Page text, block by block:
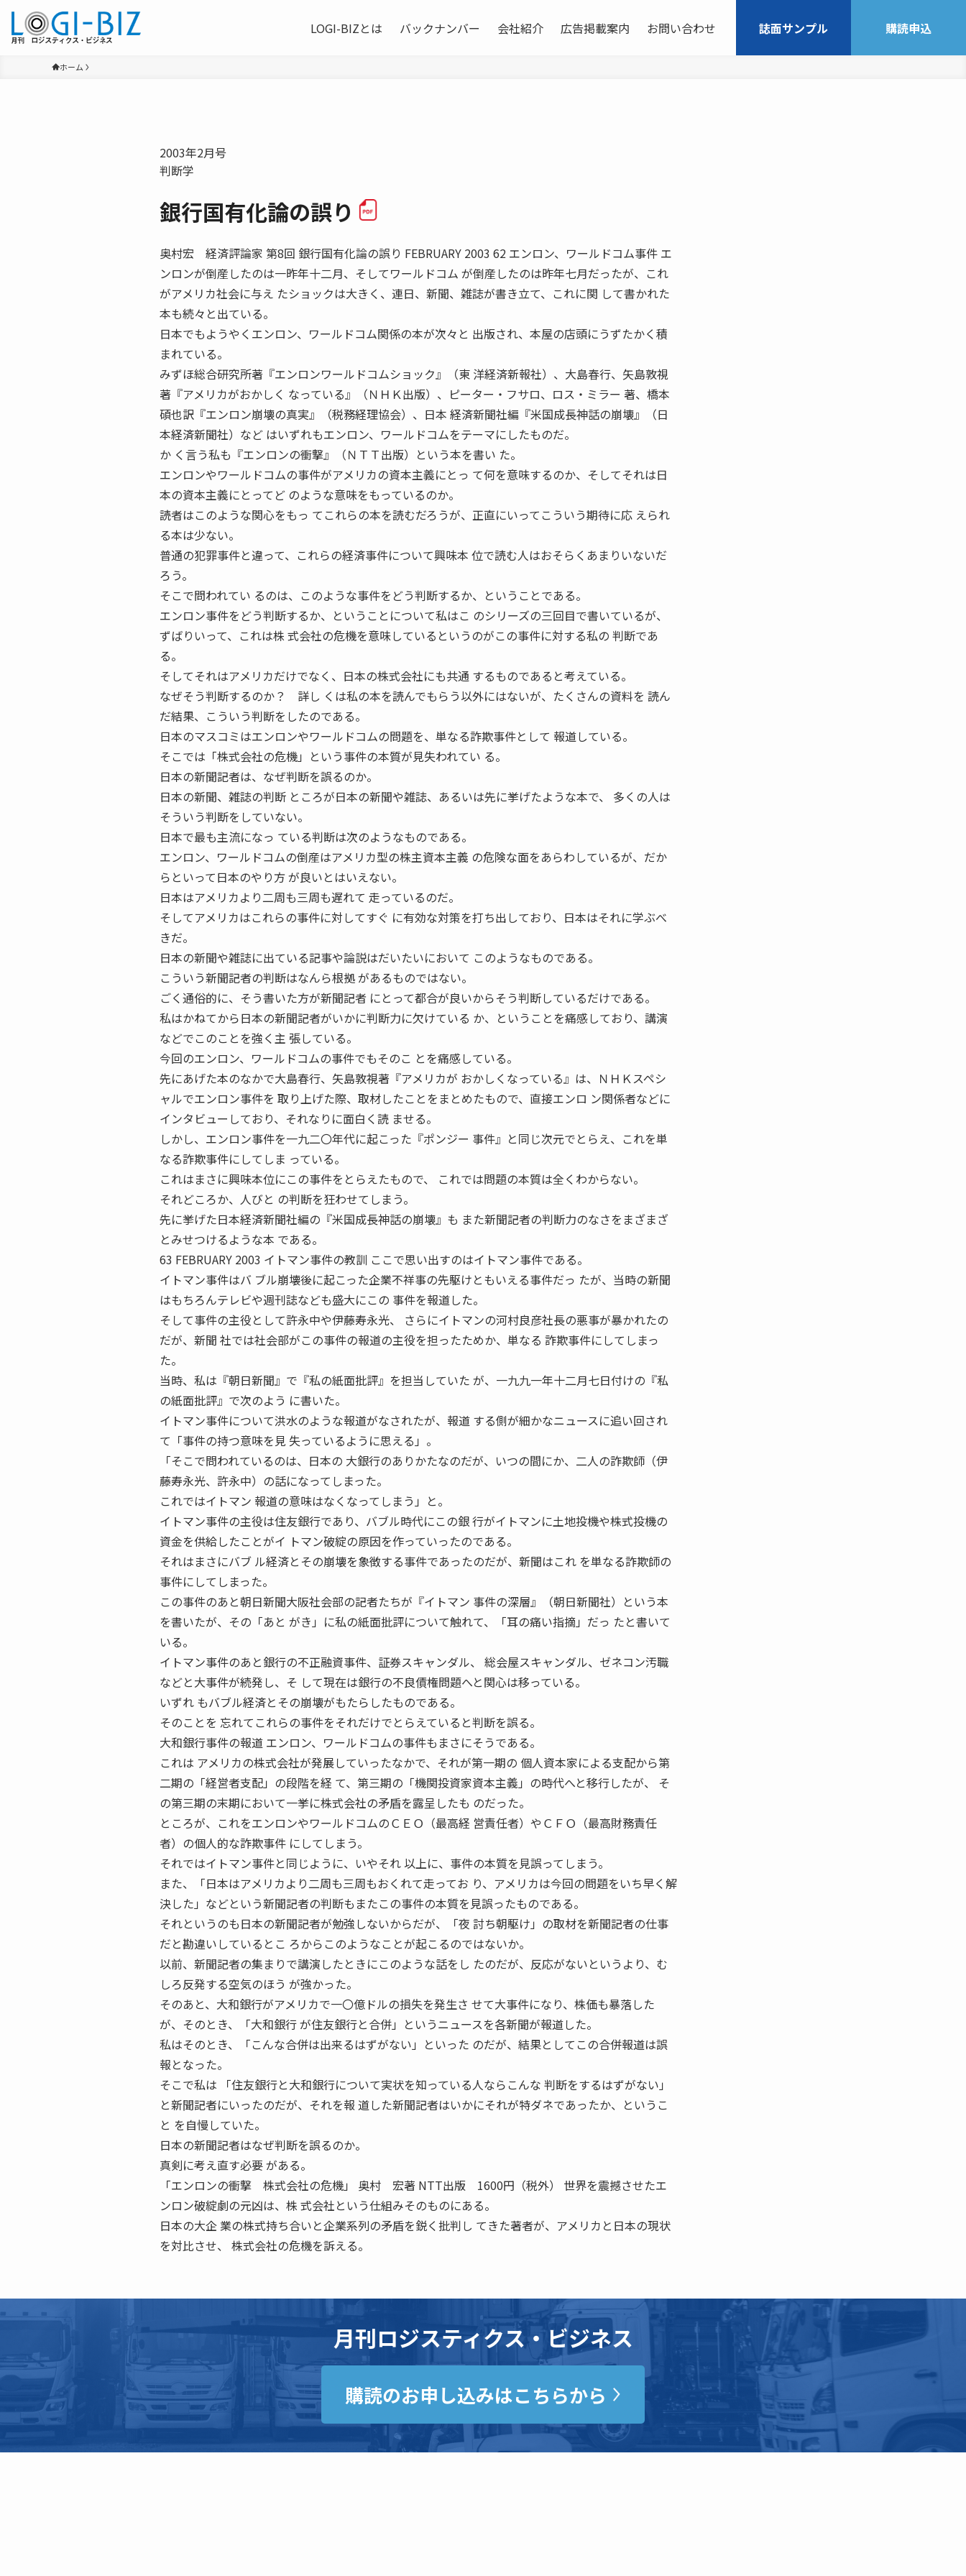
LOGI-BIZとは バックナンバー 会社紹介 広告掲載案内 お問い合わせ 誌面サンプル 購読申込
ホーム
2003年2月号
判断学
銀行国有化論の誤り
奥村宏 経済評論家 第8回 銀行国有化論の誤り FEBRUARY 2003 62 エンロン、ワールドコム事件 エ
ンロンが倒産したのは一昨年十二月、そしてワールドコム が倒産したのは昨年七月だったが、これ
がアメリカ社会に与え たショックは大きく、連日、新聞、雑誌が書き立て、これに関 して書かれた
本も続々と出ている。
日本でもようやくエンロン、ワールドコム関係の本が次々と 出版され、本屋の店頭にうずたかく積
まれている。
みずほ総合研究所著『エンロンワールドコムショック』（東 洋経済新報社）、大島春行、矢島敦視
著『アメリカがおかしく なっている』（ＮＨＫ出版）、ピーター・フサロ、ロス・ミラー 著、橋本
碩也訳『エンロン崩壊の真実』（税務経理協会）、日本 経済新聞社編『米国成長神話の崩壊』（日
本経済新聞社）など はいずれもエンロン、ワールドコムをテーマにしたものだ。
か く言う私も『エンロンの衝撃』（ＮＴＴ出版）という本を書い た。
エンロンやワールドコムの事件がアメリカの資本主義にとっ て何を意味するのか、そしてそれは日
本の資本主義にとってど のような意味をもっているのか。
読者はこのような関心をもっ てこれらの本を読むだろうが、正直にいってこういう期待に応 えられ
る本は少ない。
普通の犯罪事件と違って、これらの経済事件について興味本 位で読む人はおそらくあまりいないだ
ろう。
そこで問われてい るのは、このような事件をどう判断するか、ということである。
エンロン事件をどう判断するか、ということについて私はこ のシリーズの三回目で書いているが、
ずばりいって、これは株 式会社の危機を意味しているというのがこの事件に対する私の 判断であ
る。
そしてそれはアメリカだけでなく、日本の株式会社にも共通 するものであると考えている。
なぜそう判断するのか？ 詳し くは私の本を読んでもらう以外にはないが、たくさんの資料を 読ん
だ結果、こういう判断をしたのである。
日本のマスコミはエンロンやワールドコムの問題を、単なる詐欺事件として 報道している。
そこでは「株式会社の危機」という事件の本質が見失われてい る。
日本の新聞記者は、なぜ判断を誤るのか。
日本の新聞、雑誌の判断 ところが日本の新聞や雑誌、あるいは先に挙げたような本で、 多くの人は
そういう判断をしていない。
日本で最も主流になっ ている判断は次のようなものである。
エンロン、ワールドコムの倒産はアメリカ型の株主資本主義 の危険な面をあらわしているが、だか
らといって日本のやり方 が良いとはいえない。
日本はアメリカより二周も三周も遅れて 走っているのだ。
そしてアメリカはこれらの事件に対してすぐ に有効な対策を打ち出しており、日本はそれに学ぶべ
きだ。
日本の新聞や雑誌に出ている記事や論説はだいたいにおいて このようなものである。
こういう新聞記者の判断はなんら根拠 があるものではない。
ごく通俗的に、そう書いた方が新聞記者 にとって都合が良いからそう判断しているだけである。
私はかねてから日本の新聞記者がいかに判断力に欠けている か、ということを痛感しており、講演
などでこのことを強く主 張している。
今回のエンロン、ワールドコムの事件でもそのこ とを痛感している。
先にあげた本のなかで大島春行、矢島敦視著『アメリカが おかしくなっている』は、ＮＨＫスペシ
ャルでエンロン事件を 取り上げた際、取材したことをまとめたもので、直接エンロ ン関係者などに
インタビューしており、それなりに面白く読 ませる。
しかし、エンロン事件を一九二〇年代に起こった『ポンジー 事件』と同じ次元でとらえ、これを単
なる詐欺事件にしてしま っている。
これはまさに興味本位にこの事件をとらえたもので、 これでは問題の本質は全くわからない。
それどころか、人びと の判断を狂わせてしまう。
先に挙げた日本経済新聞社編の『米国成長神話の崩壊』も また新聞記者の判断力のなさをまざまざ
とみせつけるような本 である。
63 FEBRUARY 2003 イトマン事件の教訓 ここで思い出すのはイトマン事件である。
イトマン事件はバ ブル崩壊後に起こった企業不祥事の先駆けともいえる事件だっ たが、当時の新聞
はもちろんテレビや週刊誌なども盛大にこの 事件を報道した。
そして事件の主役として許永中や伊藤寿永光、 さらにイトマンの河村良彦社長の悪事が暴かれたの
だが、新聞 社では社会部がこの事件の報道の主役を担ったためか、単なる 詐欺事件にしてしまっ
た。
当時、私は『朝日新聞』で『私の紙面批評』を担当していた が、一九九一年十二月七日付けの『私
の紙面批評』で次のよう に書いた。
イトマン事件について洪水のような報道がなされたが、報道 する側が細かなニュースに追い回され
て「事件の持つ意味を見 失っているように思える」。
「そこで問われているのは、日本の 大銀行のありかたなのだが、いつの間にか、二人の詐欺師（伊
藤寿永光、許永中）の話になってしまった。
これではイトマン 報道の意味はなくなってしまう」と。
イトマン事件の主役は住友銀行であり、バブル時代にこの銀 行がイトマンに土地投機や株式投機の
資金を供給したことがイ トマン破綻の原因を作っていったのである。
それはまさにバブ ル経済とその崩壊を象徴する事件であったのだが、新聞はこれ を単なる詐欺師の
事件にしてしまった。
この事件のあと朝日新聞大阪社会部の記者たちが『イトマン 事件の深層』（朝日新聞社）という本
を書いたが、その「あと がき」に私の紙面批評について触れて、「耳の痛い指摘」だっ たと書いて
いる。
イトマン事件のあと銀行の不正融資事件、証券スキャンダル、 総会屋スキャンダル、ゼネコン汚職
などと大事件が続発し、そ して現在は銀行の不良債権問題へと関心は移っている。
いずれ もバブル経済とその崩壊がもたらしたものである。
そのことを 忘れてこれらの事件をそれだけでとらえていると判断を誤る。
大和銀行事件の報道 エンロン、ワールドコムの事件もまさにそうである。
これは アメリカの株式会社が発展していったなかで、それが第一期の 個人資本家による支配から第
二期の「経営者支配」の段階を経 て、第三期の「機関投資家資本主義」の時代へと移行したが、 そ
の第三期の末期において一挙に株式会社の矛盾を露呈したも のだった。
ところが、これをエンロンやワールドコムのＣＥＯ（最高経 営責任者）やＣＦＯ（最高財務責任
者）の個人的な詐欺事件 にしてしまう。
それではイトマン事件と同じように、いやそれ 以上に、事件の本質を見誤ってしまう。
また、「日本はアメリカより二周も三周もおくれて走ってお り、アメリカは今回の問題をいち早く解
決した」などという新聞記者の判断もまたこの事件の本質を見誤ったものである。
それというのも日本の新聞記者が勉強しないからだが、「夜 討ち朝駆け」の取材を新聞記者の仕事
だと勘違いしているとこ ろからこのようなことが起こるのではないか。
以前、新聞記者の集まりで講演したときにこのような話をし たのだが、反応がないというより、む
しろ反発する空気のほう が強かった。
そのあと、大和銀行がアメリカで一〇億ドルの損失を発生さ せて大事件になり、株価も暴落した
が、そのとき、「大和銀行 が住友銀行と合併」というニュースを各新聞が報道した。
私はそのとき、「こんな合併は出来るはずがない」といった のだが、結果としてこの合併報道は誤
報となった。
そこで私は 「住友銀行と大和銀行について実状を知っている人ならこんな 判断をするはずがない」
と新聞記者にいったのだが、それを報 道した新聞記者はいかにそれが特ダネであったか、というこ
と を自慢していた。
日本の新聞記者はなぜ判断を誤るのか。
真剣に考え直す必要 がある。
「エンロンの衝撃 株式会社の危機」 奥村 宏著 NTT出版 1600円（税外） 世界を震撼させたエ
ンロン破綻劇の元凶は、株 式会社という仕組みそのものにある。
日本の大企 業の株式持ち合いと企業系列の矛盾を鋭く批判し てきた著者が、アメリカと日本の現状
を対比させ、 株式会社の危機を訴える。
月刊ロジスティクス・ビジネス
購読のお申し込みはこちらから